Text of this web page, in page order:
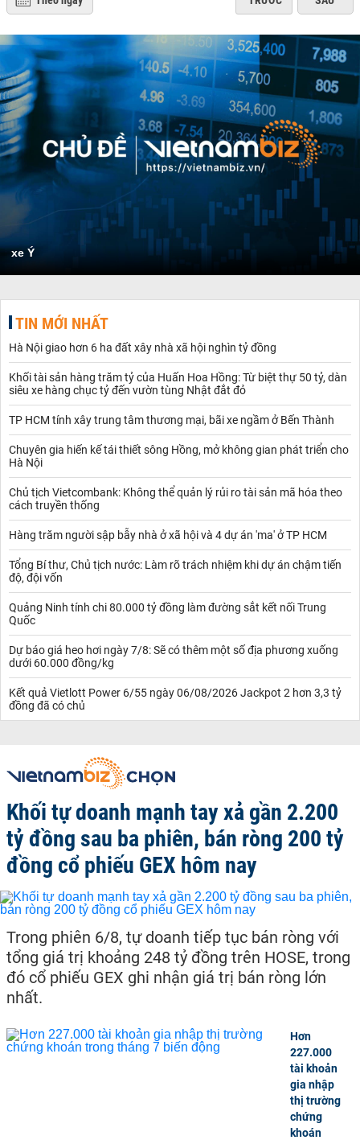
xe Ý
TIN MỚI NHẤT
Hà Nội giao hơn 6 ha đất xây nhà xã hội nghìn tỷ đồng
Khối tài sản hàng trăm tỷ của Huấn Hoa Hồng: Từ biệt thự 50 tỷ, dàn
siêu xe hàng chục tỷ đến vườn tùng Nhật đắt đỏ
TP HCM tính xây trung tâm thương mại, bãi xe ngầm ở Bến Thành
Chuyên gia hiến kế tái thiết sông Hồng, mở không gian phát triển cho
Hà Nội
Chủ tịch Vietcombank: Không thể quản lý rủi ro tài sản mã hóa theo
cách truyền thống
Hàng trăm người sập bẫy nhà ở xã hội và 4 dự án 'ma' ở TP HCM
Tổng Bí thư, Chủ tịch nước: Làm rõ trách nhiệm khi dự án chậm tiến
độ, đội vốn
Quảng Ninh tính chi 80.000 tỷ đồng làm đường sắt kết nối Trung
Quốc
Dự báo giá heo hơi ngày 7/8: Sẽ có thêm một số địa phương xuống
dưới 60.000 đồng/kg
Kết quả Vietlott Power 6/55 ngày 06/08/2026 Jackpot 2 hơn 3,3 tỷ
đồng đã có chủ
Khối tự doanh mạnh tay xả gần 2.200
tỷ đồng sau ba phiên, bán ròng 200 tỷ
đồng cổ phiếu GEX hôm nay
Trong phiên 6/8, tự doanh tiếp tục bán ròng với
tổng giá trị khoảng 248 tỷ đồng trên HOSE, trong
đó cổ phiếu GEX ghi nhận giá trị bán ròng lớn
nhất.
Hơn
227.000
tài khoản
gia nhập
thị trường
chứng
khoán